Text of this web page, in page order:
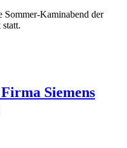
Sommer-Kaminabend der
Siemens